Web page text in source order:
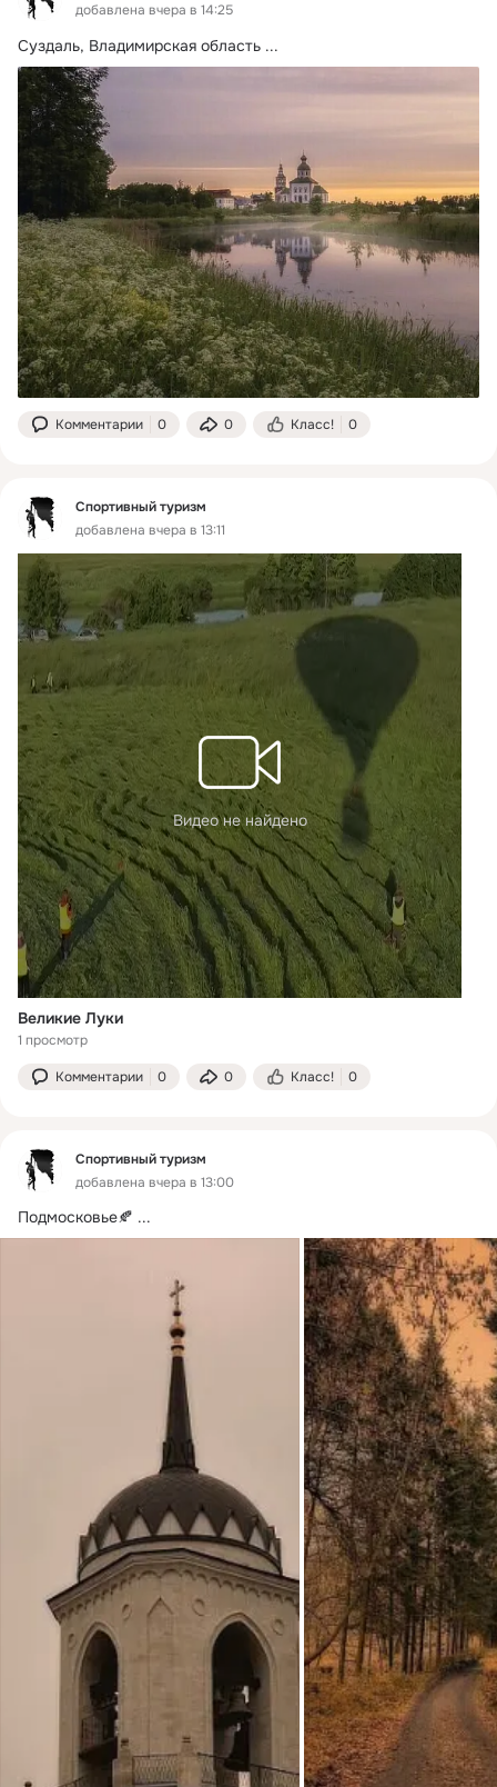
добавлена вчера в 14:25
Суздаль, Владимирская область ...
Комментарии 0 0 Класс! 0
Спортивный туризм
добавлена вчера в 13:11
Видео не найдено
Великие Луки
1 просмотр
Комментарии 0 0 Класс! 0
Спортивный туризм
добавлена вчера в 13:00
Подмосковье🍂 ...